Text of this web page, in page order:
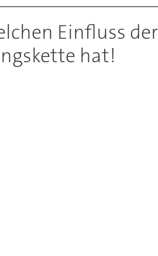
Einfluss der
hat!